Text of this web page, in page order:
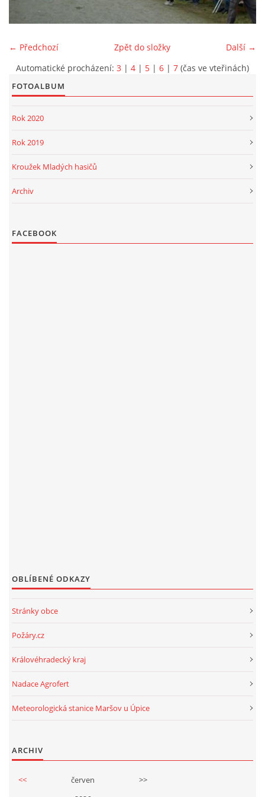
PROJEKT DOPRAVNÍ AUTOMOBIL
SH ČMS - Sbor dobrovolných hasičů Havlovice
© 2026 eStránky.cz
|
← Předchozí Další →
Zpět do složky
Automatické procházení: 3 | 4 | 5 | 6 | 7 (čas ve vteřinách)
FOTOALBUM
Rok 2020
Rok 2019
Kroužek Mladých hasičů
Archiv
FACEBOOK
OBLÍBENÉ ODKAZY
Stránky obce
Požáry.cz
Královéhradecký kraj
Nadace Agrofert
Meteorologická stanice Maršov u Úpice
ARCHIV
<< červen
>>